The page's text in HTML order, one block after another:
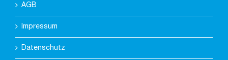
AGB
Impressum
Datenschutz